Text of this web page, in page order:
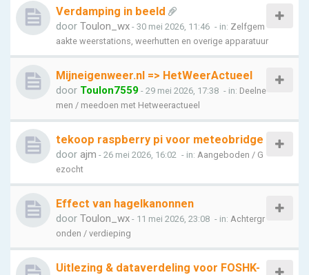
Verdamping in beeld
door Toulon_wx - 30 mei 2026, 11:46 - in: Zelfgem
aakte weerstations, weerhutten en overige apparatuur
Mijneigenweer.nl => HetWeerActueel
door Toulon7559 - 29 mei 2026, 17:38 - in: Deelne
men / meedoen met Hetweeractueel
tekoop raspberry pi voor meteobridge
door ajm - 26 mei 2026, 16:02 - in: Aangeboden / G
ezocht
Effect van hagelkanonnen
door Toulon_wx - 11 mei 2026, 23:08 - in: Achtergr
onden / verdieping
Uitlezing & dataverdeling voor FOSHK-